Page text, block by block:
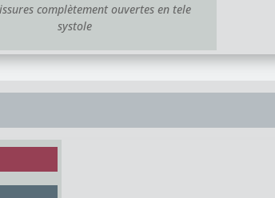
complètement ouvertes en tele
systole